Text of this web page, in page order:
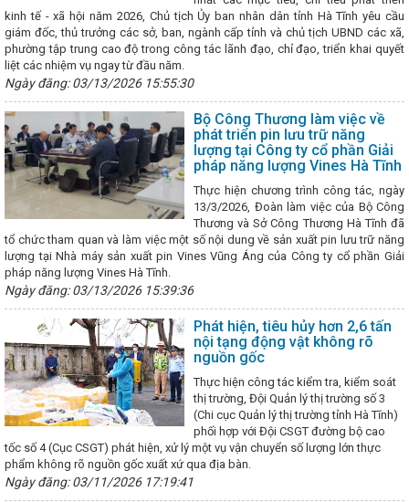
đổi số
Nhiều cơ hội thu hút đầu tư, thương mại cho Doanh
thương mại quốc tế Vietnam Expo 2023
Bộ Công Thương
ty TNHH MTV Vận hành hệ thống điện và thị trường điện Quốc gia
bình đẳng giới là nhiệm vụ chính trị trọng tâm, xuyên suốt
QUÝ I NĂM 2023
Tổ chức các hoạt động hưởng ứng Ngày
Việt Nam năm 2025
Chủ tịch UBND tỉnh ban hành Công điện
các biện pháp ứng phó với bão số 12 và mưa lũ
Doanh nhân trẻ
Hà Tĩnh trong giai đoạn phát triển mới
Công ty Điện lực Hà
nhờ ứng dụng mạnh mẽ chuyển đổi số
i-HaTinh đạt hơn
phấn đấu thành lập mới 1.100 doanh nghiệp trong năm 2024
Hà Tĩnh tại Hội chợ Mùa Thu 2025
toàn quốc từ 01/6/2026
VinFast và chương trình “Tự hào quê
chức thành công Đại hội Chi đoàn Sở Công Thương nhiệm kỳ 2024-
triển lãm hàng công nghiệp nông thôn tiêu biểu khu vực phía Bắc
đàm phán lần thứ 8 nâng cấp Hiệp định Thương mại Tự do
Lễ chuyển giao Trung tâm Điều độ Hệ thống điện Quốc gia về Bộ
Thương Hà Tĩnh: Chương trình “Tết sum vầy – Xuân chia sẻ” năm
tình cảm ấm áp cho đoàn viên, người lao động
giáo và Dân vận Tỉnh ủy Hà Tĩnh
Gần 100 sản phẩm đặc trưng
mùa Thu năm 2025
THÔNG CÁO BÁO CHÍ VỀ HỘI NGHỊ TRỰC
ĐỊA PHƯƠNG VỀ CÁC GIẢI PHÁP THÚC ĐẨY PHÁT TRIỂN SẢN
NHẬP KHẨU NĂM 2023
Phương hướng, nhiệm vụ trọng tâm Quý
Hà Tĩnh chinh phục người tiêu dùng Thủ đô tại Hội chợ Mùa thu
lập Cụm công nghiệp Cổng Khánh 3, tổng vốn gần 447 tỷ đồng
khai các giải pháp thúc đẩy kinh tế tuần hoàn, sản xuất và tiêu dùng
vững đáp ứng các chính sách xanh của Liên minh Châu Âu
Hà Tĩnh: Hội chợ Mùa Thu mở cơ hội tăng trưởng mới
Công
Kiểm tra toàn diện tại các Công đoàn cơ sở trực thuộc
tìm hiểu về chuyển đổi số lĩnh vực Công Thương
và quản lý chợ có hiệu lực thi hành kể từ ngày 01/8/2024
kinh tế - xã hội năm 2026, Chủ tịch Ủy ban nhân dân tỉnh Hà Tĩnh yêu cầu
giám đốc, thủ trưởng các sở, ban, ngành cấp tỉnh và chủ tịch UBND các xã,
phường tập trung cao độ trong công tác lãnh đạo, chỉ đạo, triển khai quyết
liệt các nhiệm vụ ngay từ đầu năm.
Ngày đăng: 03/13/2026 15:55:30
Bộ Công Thương làm việc về
phát triển pin lưu trữ năng
lượng tại Công ty cổ phần Giải
pháp năng lượng Vines Hà Tĩnh
Thực hiện chương trình công tác, ngày
13/3/2026, Đoàn làm việc của Bộ Công
Thương và Sở Công Thương Hà Tĩnh đã
tổ chức tham quan và làm việc một số nội dung về sản xuất pin lưu trữ năng
lượng tại Nhà máy sản xuất pin Vines Vũng Áng của Công ty cổ phần Giải
pháp năng lượng Vines Hà Tĩnh.
Ngày đăng: 03/13/2026 15:39:36
Phát hiện, tiêu hủy hơn 2,6 tấn
nội tạng động vật không rõ
nguồn gốc
Thực hiện công tác kiểm tra, kiểm soát
thị trường, Đội Quản lý thị trường số 3
(Chi cục Quản lý thị trường tỉnh Hà Tĩnh)
phối hợp với Đội CSGT đường bộ cao
tốc số 4 (Cục CSGT) phát hiện, xử lý một vụ vận chuyển số lượng lớn thực
phẩm không rõ nguồn gốc xuất xứ qua địa bàn.
Ngày đăng: 03/11/2026 17:19:41